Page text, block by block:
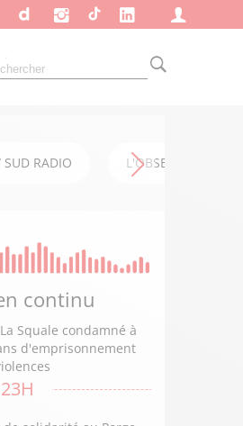
SUD RADIO L'OBSERVATOIRE
continu
Squale condamné à
d'emprisonnement
23H